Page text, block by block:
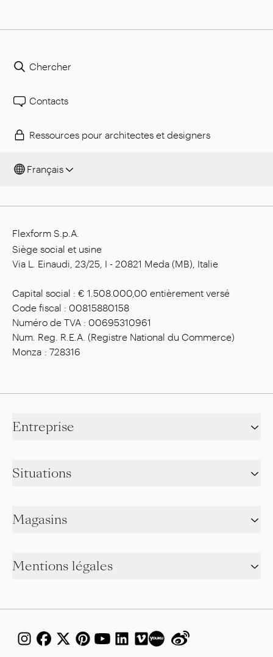
Chercher
Contacts
Ressources pour architectes et designers
Français
Flexform S.p.A.
Siège social et usine
Via L. Einaudi, 23/25, I - 20821 Meda (MB), Italie
Capital social : € 1.508.000,00 entièrement versé
Code fiscal : 00815880158
Numéro de TVA : 00695310961
Num. Reg. R.E.A. (Registre National du Commerce)
Monza : 728316
Entreprise
Situations
Magasins
Mentions légales